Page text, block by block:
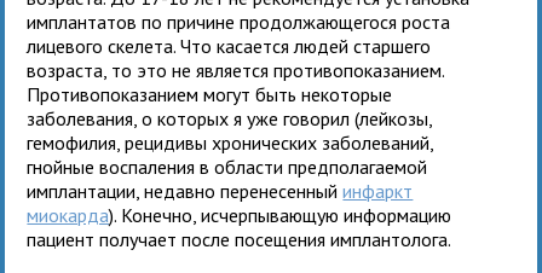
имплантатов по причине продолжающегося роста
лицевого скелета. Что касается людей старшего
возраста, то это не является противопоказанием.
Противопоказанием могут быть некоторые
заболевания, о которых я уже говорил (лейкозы,
гемофилия, рецидивы хронических заболеваний,
гнойные воспаления в области предполагаемой
имплантации, недавно перенесенныйинфаркт
миокарда). Конечно, исчерпывающую информацию
пациент получает после посещения имплантолога.